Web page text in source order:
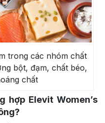
trong các nhóm chất
bột, đạm, chất béo,
chất
hợp Elevit Women’s